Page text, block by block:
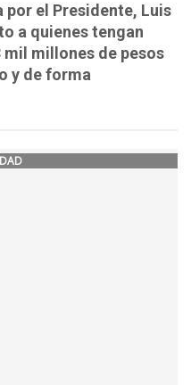
por el Presidente, Luis
a quienes tengan
millones de pesos
y de forma